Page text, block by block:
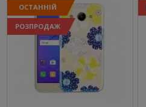
ОСТАННІЙ
РОЗПРОДАЖ